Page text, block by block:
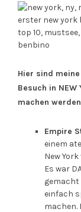
Hier sind
Besuch in
machen
Empire
einem
New
Es war
gemacht
einfach
machen.